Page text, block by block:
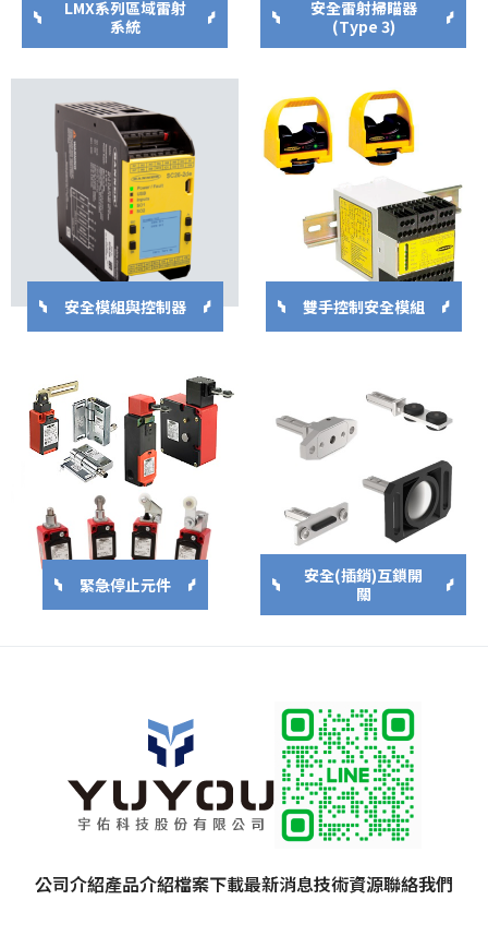
LMX系列區域雷射
系統
安全雷射掃瞄器
(Type 3)
安全模組與控制器 雙手控制安全模組
緊急停止元件
安全(插銷)互鎖開
關
公司介紹產品介紹檔案下載最新消息技術資源聯絡我們